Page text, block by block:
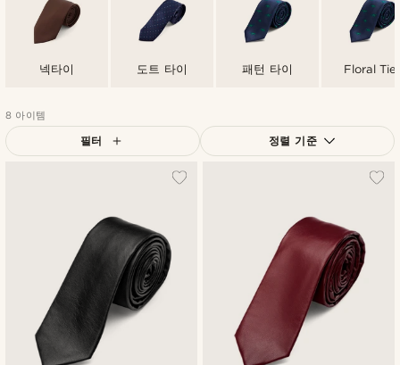
넥타이 도트 타이 패턴 타이 Floral
8 아이템
필터 정렬 기준